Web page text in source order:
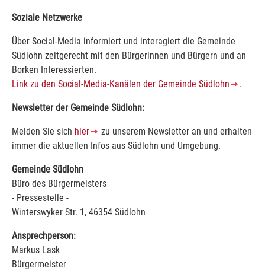
Soziale Netzwerke
Über Social-Media informiert und interagiert die Gemeinde
Südlohn zeitgerecht mit den Bürgerinnen und Bürgern und an
Borken Interessierten.
Link zu den Social-Media-Kanälen der Gemeinde Südlohn
.
Newsletter der Gemeinde Südlohn:
Melden Sie sich hier
zu unserem Newsletter an und erhalten
immer die aktuellen Infos aus Südlohn und Umgebung.
Gemeinde Südlohn
Büro des Bürgermeisters
- Pressestelle -
Winterswyker Str. 1, 46354 Südlohn
Ansprechperson:
Markus Lask
Bürgermeister